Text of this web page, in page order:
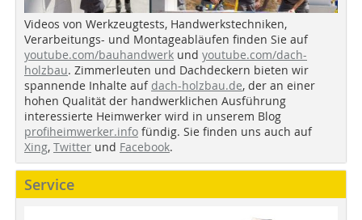
Videos von Werkzeugtests, Handwerkstechniken,
Verarbeitungs- und Montageabläufen finden Sie auf
youtube.com/bauhandwerk und youtube.com/dach-
holzbau. Zimmerleuten und Dachdeckern bieten wir
spannende Inhalte auf dach-holzbau.de, der an einer
hohen Qualität der handwerklichen Ausführung
interessierte Heimwerker wird in unserem Blog
profiheimwerker.info fündig. Sie finden uns auch auf
Xing, Twitter und Facebook.
Service